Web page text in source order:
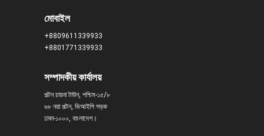
মোবাইল
+8809611339933
+8801771339933
সম্পাদকীয় কার্যালয়
পল্টন চায়না টাউন, পশ্চিম-১৫/৮
৬৮ নয়া পল্টন, ভিআইপি সড়ক
ঢাকা-১০০০, বাংলাদেশ।